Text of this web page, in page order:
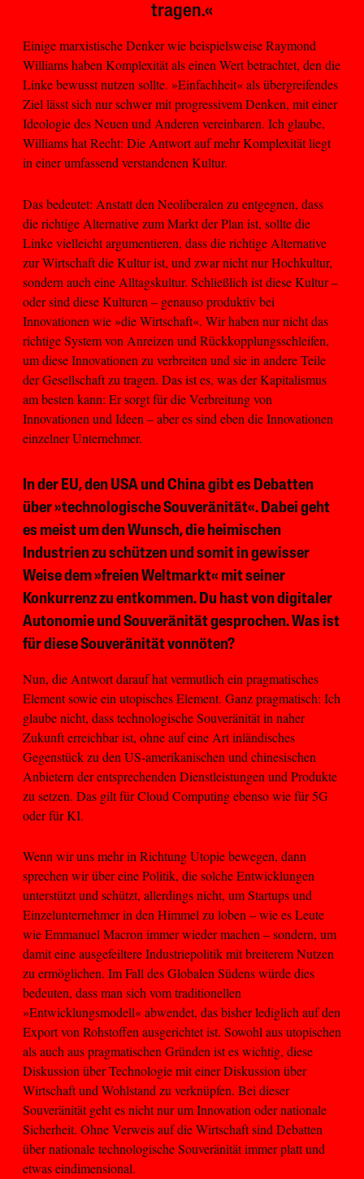
tragen.«
Einige marxistische Denker wie beispielsweise Raymond
Williams haben Komplexität als einen Wert betrachtet, den die
Linke bewusst nutzen sollte. »Einfachheit« als übergreifendes
Ziel lässt sich nur schwer mit progressivem Denken, mit einer
Ideologie des Neuen und Anderen vereinbaren. Ich glaube,
Williams hat Recht: Die Antwort auf mehr Komplexität liegt
in einer umfassend verstandenen Kultur.
Das bedeutet: Anstatt den Neoliberalen zu entgegnen, dass
die richtige Alternative zum Markt der Plan ist, sollte die
Linke vielleicht argumentieren, dass die richtige Alternative
zur Wirtschaft die Kultur ist, und zwar nicht nur Hochkultur,
sondern auch eine Alltagskultur. Schließlich ist diese Kultur –
oder sind diese Kulturen – genauso produktiv bei
Innovationen wie »die Wirtschaft«. Wir haben nur nicht das
richtige System von Anreizen und Rückkopplungsschleifen,
um diese Innovationen zu verbreiten und sie in andere Teile
der Gesellschaft zu tragen. Das ist es, was der Kapitalismus
am besten kann: Er sorgt für die Verbreitung von
Innovationen und Ideen – aber es sind eben die Innovationen
einzelner Unternehmer.
In der EU, den USA und China gibt es Debatten
über »technologische Souveränität«. Dabei geht
es meist um den Wunsch, die heimischen
Industrien zu schützen und somit in gewisser
Weise dem »freien Weltmarkt« mit seiner
Konkurrenz zu entkommen. Du hast von digitaler
Autonomie und Souveränität gesprochen. Was ist
für diese Souveränität vonnöten?
Nun, die Antwort darauf hat vermutlich ein pragmatisches
Element sowie ein utopisches Element. Ganz pragmatisch: Ich
glaube nicht, dass technologische Souveränität in naher
Zukunft erreichbar ist, ohne auf eine Art inländisches
Gegenstück zu den US-amerikanischen und chinesischen
Anbietern der entsprechenden Dienstleistungen und Produkte
zu setzen. Das gilt für Cloud Computing ebenso wie für 5G
oder für KI.
Wenn wir uns mehr in Richtung Utopie bewegen, dann
sprechen wir über eine Politik, die solche Entwicklungen
unterstützt und schützt, allerdings nicht, um Startups und
Einzelunternehmer in den Himmel zu loben – wie es Leute
wie Emmanuel Macron immer wieder machen – sondern, um
damit eine ausgefeiltere Industriepolitik mit breiterem Nutzen
zu ermöglichen. Im Fall des Globalen Südens würde dies
bedeuten, dass man sich vom traditionellen
»Entwicklungsmodell« abwendet, das bisher lediglich auf den
Export von Rohstoffen ausgerichtet ist. Sowohl aus utopischen
als auch aus pragmatischen Gründen ist es wichtig, diese
Diskussion über Technologie mit einer Diskussion über
Wirtschaft und Wohlstand zu verknüpfen. Bei dieser
Souveränität geht es nicht nur um Innovation oder nationale
Sicherheit. Ohne Verweis auf die Wirtschaft sind Debatten
über nationale technologische Souveränität immer platt und
etwas eindimensional.